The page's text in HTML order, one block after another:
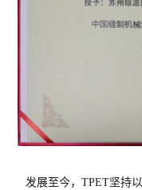
发展至今，TPET坚持以